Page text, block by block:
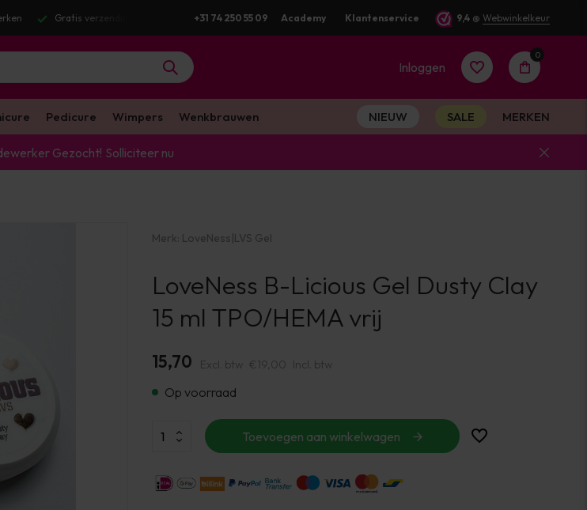
BTW Voor 16:00 besteld? Dezelfde werkdag verstuurd
+31 74 250 55 09 Academy Klantenservice 9,4 @ Webwinkelkeur
Inloggen
Account
aanmaken
0
Pedicure Wimpers Wenkbrauwen NIEUW SALE MERKEN
Gezocht! Solliciteer nu
Merk: LoveNess|LVS Gel
LoveNess B-Licious Gel Dusty Clay
15 ml TPO/HEMA vrij
15,70 Excl. btw €19,00 Incl. btw
Op voorraad
Toevoegen aan winkelwagen